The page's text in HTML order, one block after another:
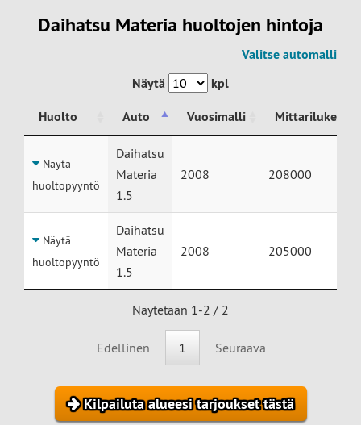
Daihatsu Materia huoltojen hintoja
Valitse automalli
Näytä
kpl
Huolto
Auto Vuosimalli
Mittarilukema
Auto
Näytä
huoltopyyntö
Daihatsu
Materia
1.5
2008 208000
Näytä
huoltopyyntö
Daihatsu
Materia
1.5
2008 205000
Näytetään 1-2 / 2
Edellinen 1 Seuraava
Kilpailuta alueesi tarjoukset tästä